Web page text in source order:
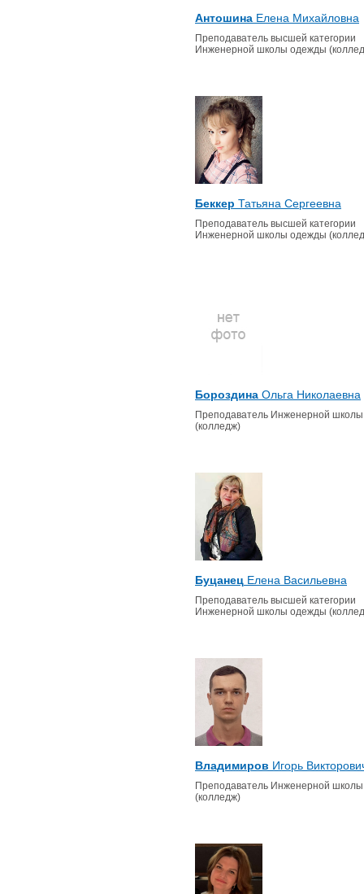
Антошина Елена Михайловна
Преподаватель высшей категории
Инженерной школы одежды
Беккер Татьяна Сергеевна
Преподаватель высшей категории
Инженерной школы одежды
Бороздина Ольга Николаевна
Преподаватель Инженерной
(колледж)
Буцанец Елена Васильевна
Преподаватель высшей категории
Инженерной школы одежды
Владимиров Игорь
Преподаватель Инженерной
(колледж)